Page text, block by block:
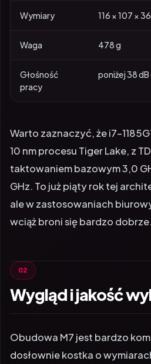
Wymiary 116 × 107 ×
Waga 478 g
Głośność
pracy
poniżej 38
Warto zaznaczyć, że i7-
10 nm procesu Tiger Lake, z
taktowaniem bazowym 3,0
GHz. To już piąty rok tej
ale w zastosowaniach
wciąż broni się bardzo dobrze.
Wygląd i jakość
Obudowa M7 jest bardzo
dosłownie kostka o